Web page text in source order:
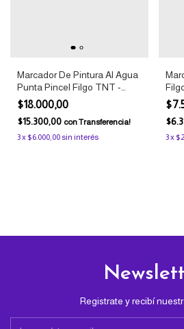
Marcador De Pintura Al Agua
Punta Pincel Filgo TNT -
Colores Clásicos x8
$18.000,00
$15.300,00 conTransferencia!
3x $6.000,00sin interés
x8
3x
Registrate y recibí